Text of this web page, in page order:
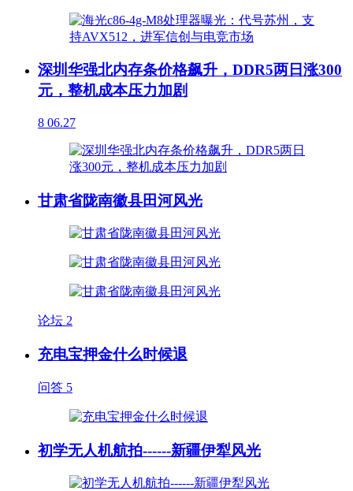
深圳华强北内存条价格飙升，DDR5两日涨300
元，整机成本压力加剧
8 06.27
甘肃省陇南徽县田河风光
论坛 2
充电宝押金什么时候退
问答 5
初学无人机航拍------新疆伊犁风光